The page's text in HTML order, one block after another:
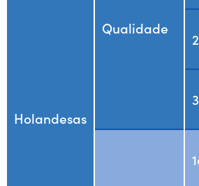
Holandesas
Qualidade